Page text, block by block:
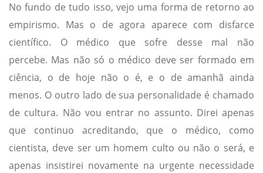
No fundo de tudo isso, vejo uma forma de retorno ao
empirismo. Mas o de agora aparece com disfarce
científico. O médico que sofre desse mal não
percebe. Mas não só o médico deve ser formado em
ciência, o de hoje não o é, e o de amanhã ainda
menos. O outro lado de sua personalidade é chamado
de cultura. Não vou entrar no assunto. Direi apenas
que continuo acreditando, que o médico, como
cientista, deve ser um homem culto ou não o será, e
apenas insistirei novamente na urgente necessidade